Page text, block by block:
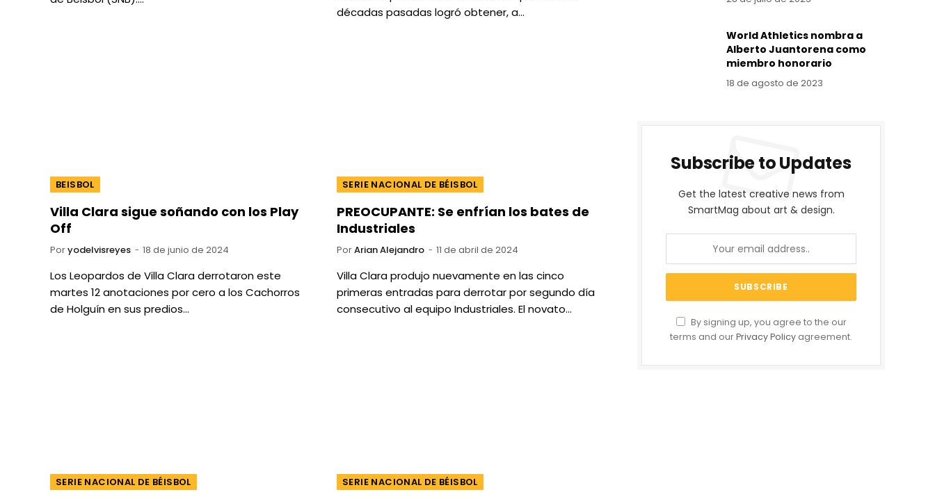
décadas pasadas logró obtener, a…
BEISBOL
Villa Clara sigue soñando con los Play
Off
Poryodelvisreyes 18 de junio de 2024
Los Leopardos de Villa Clara derrotaron este
martes 12 anotaciones por cero a los Cachorros
de Holguín en sus predios…
SERIE NACIONAL DE BÉISBOL
PREOCUPANTE: Se enfrían los bates de
Industriales
PorArian Alejandro 11 de abril de 2024
Villa Clara produjo nuevamente en las cinco
primeras entradas para derrotar por segundo día
consecutivo al equipo Industriales. El novato…
SERIE NACIONAL DE BÉISBOL SERIE NACIONAL DE BÉISBOL
World Athletics nombra a
Alberto Juantorena como
miembro honorario
18 de agosto de 2023
Subscribe to Updates
Get the latest creative news from
SmartMag about art & design.
By signing up, you agree to the our
terms and ourPrivacy Policy agreement.